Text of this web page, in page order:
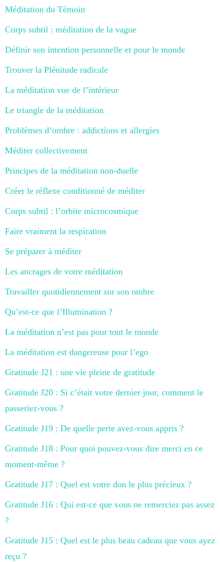
Méditation du Témoin
Corps subtil : méditation de la vague
Définir son intention personnelle et pour le monde
Trouver la Plénitude radicale
La méditation vue de l’intérieur
Le triangle de la méditation
Problèmes d’ombre : addictions et allergies
Méditer collectivement
Principes de la méditation non-duelle
Créer le réflexe conditionné de méditer
Corps subtil : l’orbite microcosmique
Faire vraiment la respiration
Se préparer à méditer
Les ancrages de votre méditation
Travailler quotidiennement sur son ombre
Qu’est-ce que l’Illumination ?
La méditation n’est pas pour tout le monde
La méditation est dangereuse pour l’ego
Gratitude J21 : une vie pleine de gratitude
Gratitude J20 : Si c’était votre dernier jour, comment le
passeriez-vous ?
Gratitude J19 : De quelle perte avez-vous appris ?
Gratitude J18 : Pour quoi pouvez-vous dire merci en ce
moment-même ?
Gratitude J17 : Quel est votre don le plus précieux ?
Gratitude J16 : Qui est-ce que vous ne remerciez pas assez
?
Gratitude J15 : Quel est le plus beau cadeau que vous ayez
reçu ?